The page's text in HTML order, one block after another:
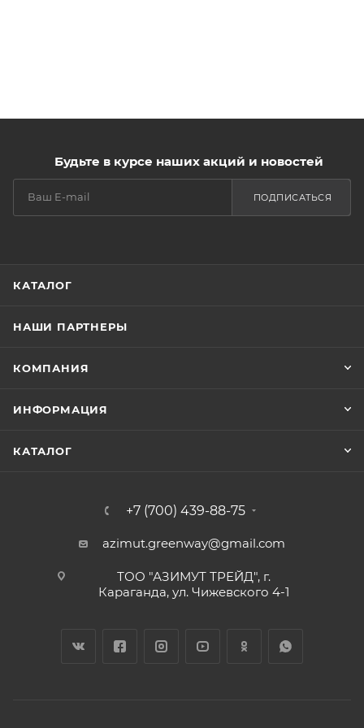
Будьте в курсе наших акций и новостей
ПОДПИСАТЬСЯ
КАТАЛОГ
НАШИ ПАРТНЕРЫ
КОМПАНИЯ
ИНФОРМАЦИЯ
КАТАЛОГ
+7 (700) 439-88-75
azimut.greenway@gmail.com
ТОО "АЗИМУТ ТРЕЙД", г.
Караганда, ул. Чижевского 4-1